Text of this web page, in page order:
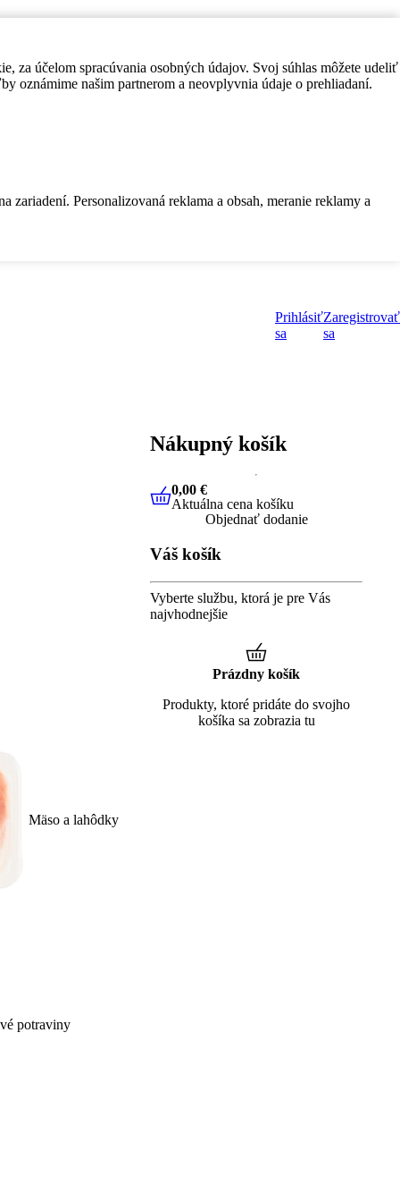
za účelom spracúvania osobných údajov. Svoj súhlas môžete udeliť
oznámime našim partnerom a neovplyvnia údaje o prehliadaní.
Personalizovaná reklama a obsah, meranie reklamy a
Prihlásiť
sa
Zaregistrovať
sa
Mäso a lahôdky
potraviny
Nákupný košík
0,00 €Aktuálna cena košíku
0,00 €
Aktuálna cena košíku
Objednať dodanie
Váš košík
Vyberte službu, ktorá je pre Vás
najvhodnejšie
Prázdny košík
Produkty, ktoré pridáte do svojho
košíka sa zobrazia tu